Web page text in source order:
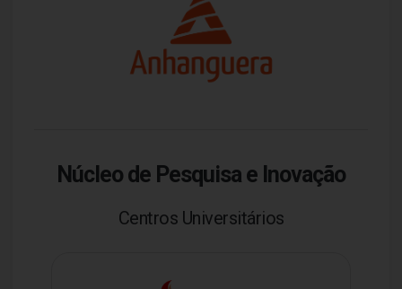
Núcleo de Pesquisa e Inovação
Centros Universitários